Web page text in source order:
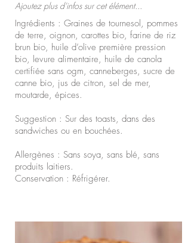
Ajoutez plus d'infos sur cet élément...
Ingrédients : Graines de tournesol, pommes
de terre, oignon, carottes bio, farine de riz
brun bio, huile d’olive première pression
bio, levure alimentaire, huile de canola
certifiée sans ogm, canneberges, sucre de
canne bio, jus de citron, sel de mer,
moutarde, épices.
Suggestion : Sur des toasts, dans des
sandwiches ou en bouchées.
Allergènes : Sans soya, sans blé, sans
produits laitiers.
Conservation : Réfrigérer.